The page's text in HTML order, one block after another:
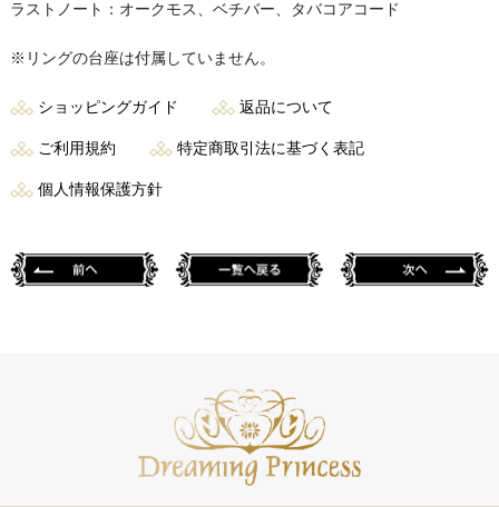
ラストノート：オークモス、ベチバー、タバコアコード
※リングの台座は付属していません。
ショッピングガイド 返品について
ご利用規約 特定商取引法に基づく表記
個人情報保護方針